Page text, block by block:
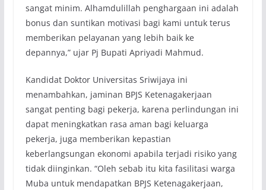
sangat minim. Alhamdulillah penghargaan ini adalah
bonus dan suntikan motivasi bagi kami untuk terus
memberikan pelayanan yang lebih baik ke
depannya,” ujar Pj Bupati Apriyadi Mahmud.
Kandidat Doktor Universitas Sriwijaya ini
menambahkan, jaminan BPJS Ketenagakerjaan
sangat penting bagi pekerja, karena perlindungan ini
dapat meningkatkan rasa aman bagi keluarga
pekerja, juga memberikan kepastian
keberlangsungan ekonomi apabila terjadi risiko yang
tidak diinginkan. “Oleh sebab itu kita fasilitasi warga
Muba untuk mendapatkan BPJS Ketenagakerjaan,